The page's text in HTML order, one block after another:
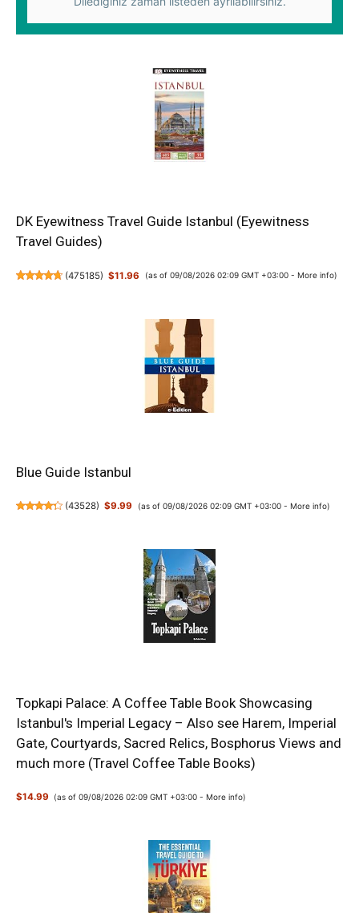
DK Eyewitness Travel Guide Istanbul (Eyewitness
Travel Guides)
(475185) $11.96 (as of 09/08/2026 02:09 GMT +03:00 - More info)
Blue Guide Istanbul
(43528) $9.99 (as of 09/08/2026 02:09 GMT +03:00 - More info)
Topkapi Palace: A Coffee Table Book Showcasing
Istanbul's Imperial Legacy – Also see Harem, Imperial
Gate, Courtyards, Sacred Relics, Bosphorus Views and
much more (Travel Coffee Table Books)
$14.99 (as of 09/08/2026 02:09 GMT +03:00 -More info)